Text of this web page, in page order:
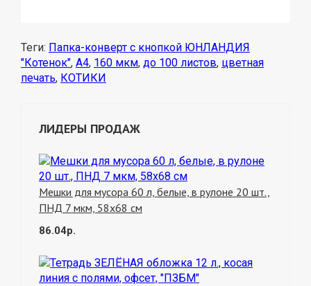
Теги: Папка-конверт с кнопкой ЮНЛАНДИЯ
"Котенок", А4, 160 мкм, до 100 листов, цветная
печать, КОТИКИ
ЛИДЕРЫ ПРОДАЖ
Мешки для мусора 60 л, белые, в рулоне 20 шт.,
ПНД 7 мкм, 58х68 см
86.04р.